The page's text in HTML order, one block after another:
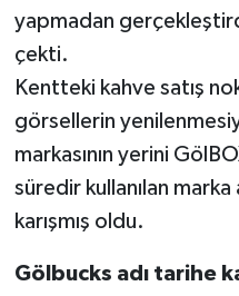
yapmadan
çekti.
Kentteki kahve satış
görsellerin
markasının yerini
süredir kullanılan marka
karışmış oldu.
Gölbucks adı tarihe